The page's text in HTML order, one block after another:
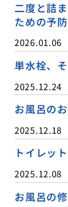
二度と詰
ための予
2026.01.06
単水栓、
2025.12.24
お風呂の
2025.12.18
トイレッ
2025.12.08
お風呂の